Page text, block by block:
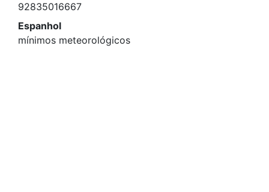
92835016667
Espanhol
mínimos meteorológicos